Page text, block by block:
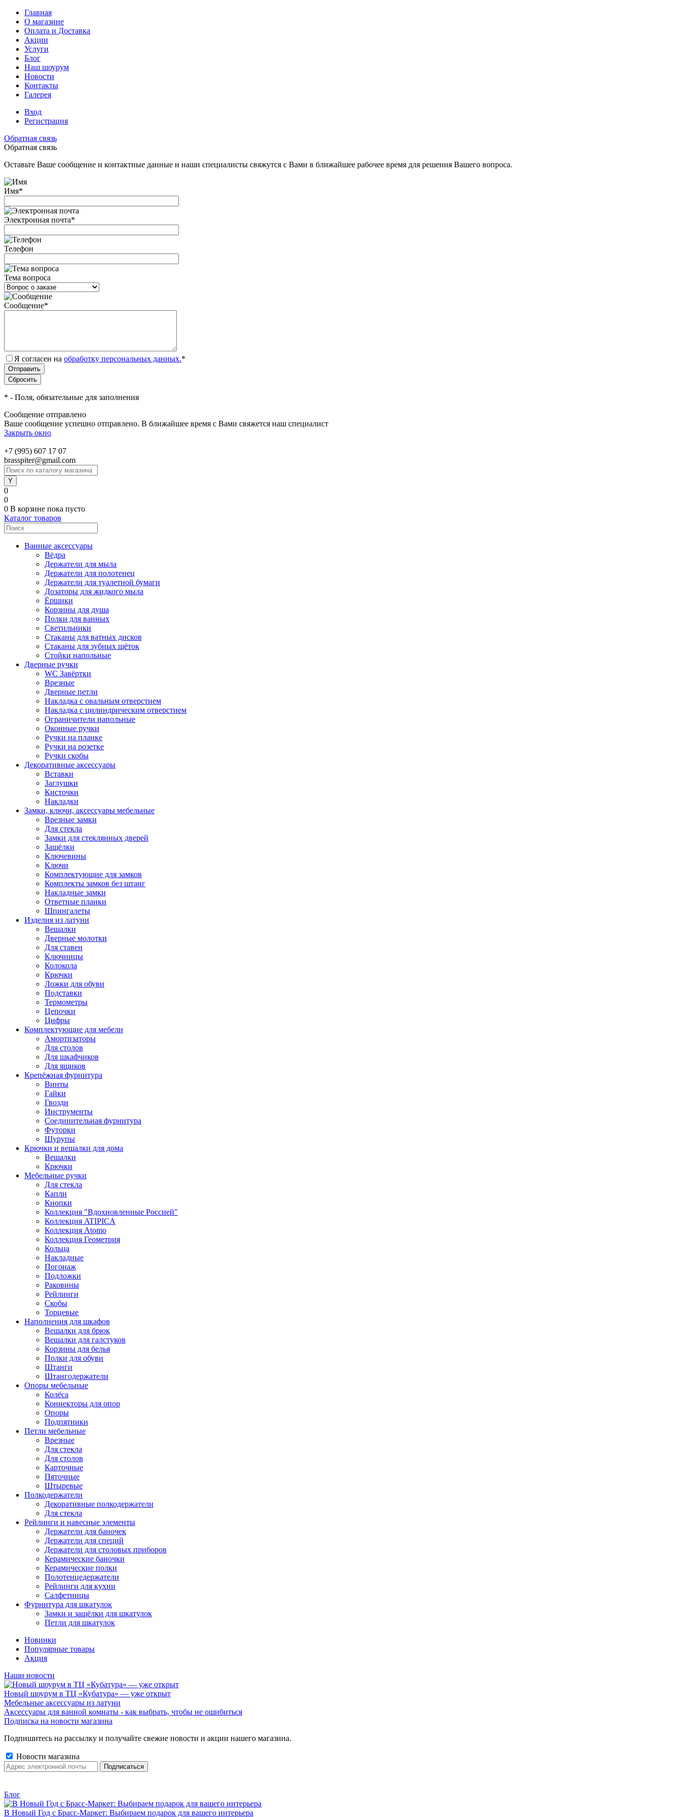
Главная
О магазине
Оплата и Доставка
Акции
Услуги
Блог
Наш шоурум
Новости
Контакты
Галерея
Вход
Регистрация
Обратная связь
Обратная связь
Оставьте Ваше сообщение и контактные данные и наши специалисты свяжутся с Вами в ближайшее рабочее время для решения Вашего вопроса.
Имя*
Электронная почта*
Телефон
Тема вопроса
Сообщение*
Я согласен на обработку персональных данных.*
* - Поля, обязательные для заполнения
Сообщение отправлено
Ваше сообщение успешно отправлено. В ближайшее время с Вами свяжется наш специалист
Закрыть окно
+7 (995) 607 17 07
brasspiter@gmail.com
0
0
0 В корзине пока пусто
Каталог товаров
Ванные аксессуары
Вёдра
Держатели для мыла
Держатели для полотенец
Держатели для туалетной бумаги
Дозаторы для жидкого мыла
Ёршики
Корзины для душа
Полки для ванных
Светильники
Стаканы для ватных дисков
Стаканы для зубных щёток
Стойки напольные
Дверные ручки
WC Завёртки
Врезные
Дверные петли
Накладка с овальным отверстием
Накладка с цилиндрическим отверстием
Ограничители напольные
Оконные ручки
Ручки на планке
Ручки на розетке
Ручки скобы
Декоративные аксессуары
Вставки
Заглушки
Кисточки
Накладки
Замки, ключи, аксессуары мебельные
Врезные замки
Для стекла
Замки для стеклянных дверей
Защёлки
Ключевины
Ключи
Комплектующие для замков
Комплекты замков без штанг
Накладные замки
Ответные планки
Шпингалеты
Изделия из латуни
Вешалки
Дверные молотки
Для ставен
Ключницы
Колокола
Крючки
Ложки для обуви
Подставки
Термометры
Цепочки
Цифры
Комплектующие для мебели
Амортизаторы
Для столов
Для шкафчиков
Для ящиков
Крепёжная фурнитура
Винты
Гайки
Гвозди
Инструменты
Соединительная фурнитура
Футорки
Шурупы
Крючки и вешалки для дома
Вешалки
Крючки
Мебельные ручки
Для стекла
Капли
Кнопки
Коллекция "Вдохновленные Россией"
Коллекция ATIPICA
Коллекция Atomo
Коллекция Геометрия
Кольца
Накладные
Погонаж
Подложки
Раковины
Рейлинги
Скобы
Торцевые
Наполнения для шкафов
Вешалки для брюк
Вешалки для галстуков
Корзины для белья
Полки для обуви
Штанги
Штангодержатели
Опоры мебельные
Колёса
Коннекторы для опор
Опоры
Подпятники
Петли мебельные
Врезные
Для стекла
Для столов
Карточные
Пяточные
Штыревые
Полкодержатели
Декоративные полкодержатели
Для стекла
Рейлинги и навесные элементы
Держатели для баночек
Держатели для специй
Держатели для столовых приборов
Керамические баночки
Керамические полки
Полотенцедержатели
Рейлинги для кухни
Салфетницы
Фурнитура для шкатулок
Замки и защёлки для шкатулок
Петли для шкатулок
Новинки
Популярные товары
Акция
Наши новости
Новый шоурум в ТЦ «Кубатура» — уже открыт
Мебельные аксессуары из латуни
Аксессуары для ванной комнаты - как выбрать, чтобы не ошибиться
Подписка на новости магазина
Подпишитесь на рассылку и получайте свежие новости и акции нашего магазина.
Новости магазина
Блог
В Новый Год с Брасс-Маркет: Выбираем подарок для вашего интерьера